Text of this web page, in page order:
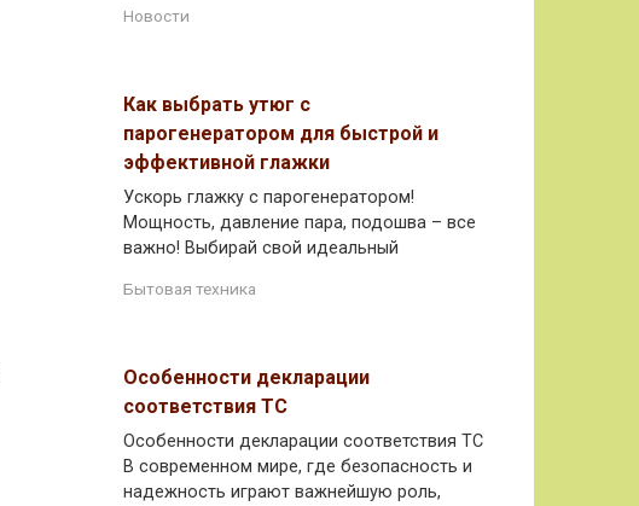
Новости
Как выбрать утюг с
парогенератором для быстрой и
эффективной глажки
Ускорь глажку с парогенератором!
Мощность, давление пара, подошва – все
важно! Выбирай свой идеальный
Бытовая техника
Особенности декларации
соответствия ТС
Особенности декларации соответствия ТС
В современном мире, где безопасность и
надежность играют важнейшую роль,